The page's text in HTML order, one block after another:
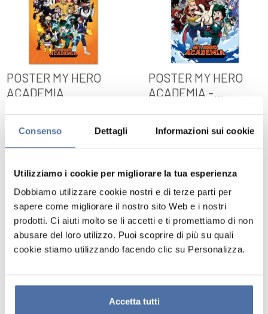
Consenso Dettagli Informazioni sui cookie
Utilizziamo i cookie per migliorare la tua esperienza
Dobbiamo utilizzare cookie nostri e di terze parti per
sapere come migliorare il nostro sito Web e i nostri
prodotti. Ci aiuti molto se li accetti e ti promettiamo di non
abusare del loro utilizzo. Puoi scoprire di più su quali
cookie stiamo utilizzando facendo clic su Personalizza.
Accetta tutti
POSTER MY HERO
ACADEMIA
VISTA
POSTER MY HERO
ACADEMIA -
VISTA